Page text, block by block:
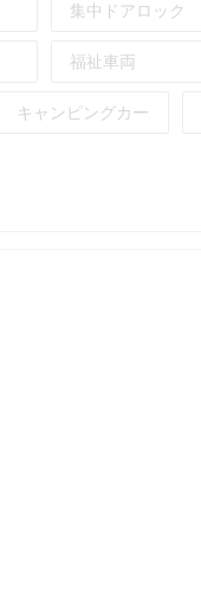
集中ドアロック
福祉車両
キャンピングカー